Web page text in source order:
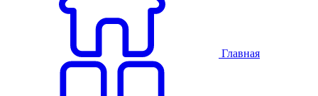
Главная